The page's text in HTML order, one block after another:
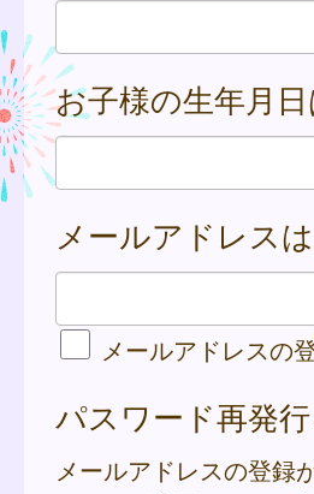
お子様の生年月
メールアドレス
メールアドレスの
パスワード再発
メールアドレスの登録